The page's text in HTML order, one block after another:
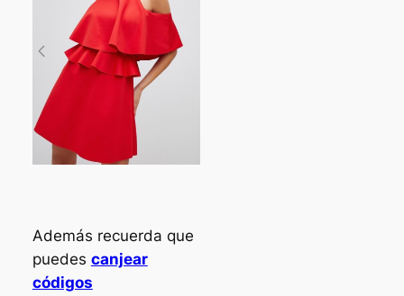
Además recuerda que
puedes canjear
códigos